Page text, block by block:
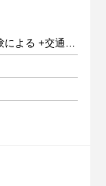
月給30万～37万円※資格・経験による +交通費支給